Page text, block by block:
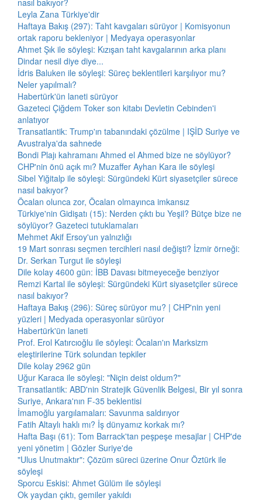
nasıl bakıyor?
Leyla Zana Türkiye'dir
Haftaya Bakış (297): Taht kavgaları sürüyor | Komisyonun
ortak raporu bekleniyor | Medyaya operasyonlar
Ahmet Şık ile söyleşi: Kızışan taht kavgalarının arka planı
Dindar nesil diye diye...
İdris Baluken ile söyleşi: Süreç beklentileri karşılıyor mu?
Neler yapılmalı?
Habertürk'ün laneti sürüyor
Gazeteci Çiğdem Toker son kitabı Devletin Cebinden'i
anlatıyor
Transatlantik: Trump'ın tabanındaki çözülme | IŞİD Suriye ve
Avustralya'da sahnede
Bondi Plajı kahramanı Ahmed el Ahmed bize ne söylüyor?
CHP'nin önü açık mı? Muzaffer Ayhan Kara ile söyleşi
Sibel Yiğitalp ile söyleşi: Sürgündeki Kürt siyasetçiler sürece
nasıl bakıyor?
Öcalan olunca zor, Öcalan olmayınca imkansız
Türkiye'nin Gidişatı (15): Nerden çıktı bu Yeşil? Bütçe bize ne
söylüyor? Gazeteci tutuklamaları
Mehmet Akif Ersoy'un yalnızlığı
19 Mart sonrası seçmen tercihleri nasıl değişti? İzmir örneği:
Dr. Serkan Turgut ile söyleşi
Dile kolay 4600 gün: İBB Davası bitmeyeceğe benziyor
Remzi Kartal ile söyleşi: Sürgündeki Kürt siyasetçiler sürece
nasıl bakıyor?
Haftaya Bakış (296): Süreç sürüyor mu? | CHP'nin yeni
yüzleri | Medyada operasyonlar sürüyor
Habertürk'ün laneti
Prof. Erol Katırcıoğlu ile söyleşi: Öcalan'ın Marksizm
eleştirilerine Türk solundan tepkiler
Dile kolay 2962 gün
Uğur Karaca ile söyleşi: "Niçin deist oldum?"
Transatlantik: ABD'nin Stratejik Güvenlik Belgesi, Bir yıl sonra
Suriye, Ankara'nın F-35 beklentisi
İmamoğlu yargılamaları: Savunma saldırıyor
Fatih Altaylı haklı mı? İş dünyamız korkak mı?
Hafta Başı (61): Tom Barrack'tan peşpeşe mesajlar | CHP'de
yeni yönetim | Gözler Suriye'de
"Ulus Unutmaktır": Çözüm süreci üzerine Onur Öztürk ile
söyleşi
Sporcu Eskisi: Ahmet Gülüm ile söyleşi
Ok yaydan çıktı, gemiler yakıldı